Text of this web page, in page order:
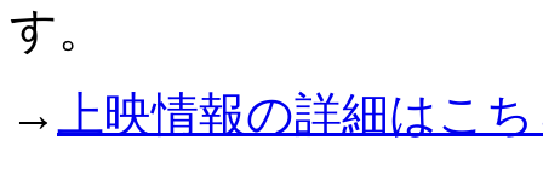
す。
→
上映情報の詳細はこ